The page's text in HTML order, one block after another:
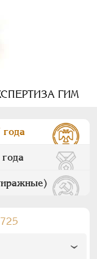
ГИМ